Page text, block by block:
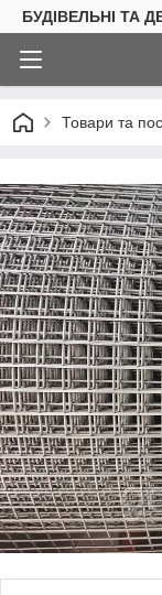
БУДІВЕЛЬНІ ТА
Товари та